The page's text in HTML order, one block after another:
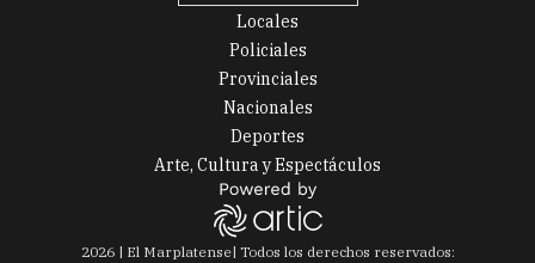
Locales
Policiales
Provinciales
Nacionales
Deportes
Arte, Cultura y Espectáculos
2026| El Marplatense| Todos los derechos reservados: